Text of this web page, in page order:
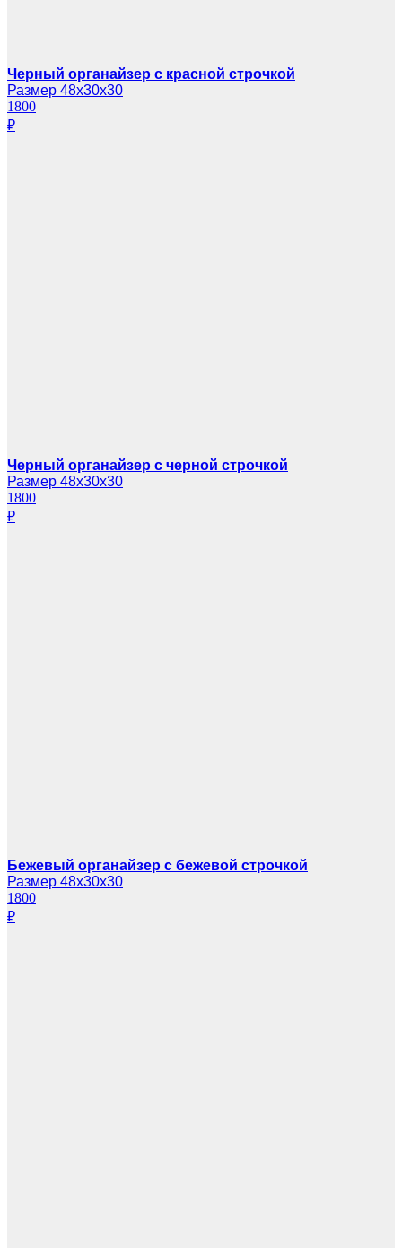
Черный органайзер с красной строчкой
Размер 48х30х30
1800
₽
Черный органайзер с черной строчкой
Размер 48х30х30
1800
₽
Бежевый органайзер с бежевой строчкой
Размер 48х30х30
1800
₽